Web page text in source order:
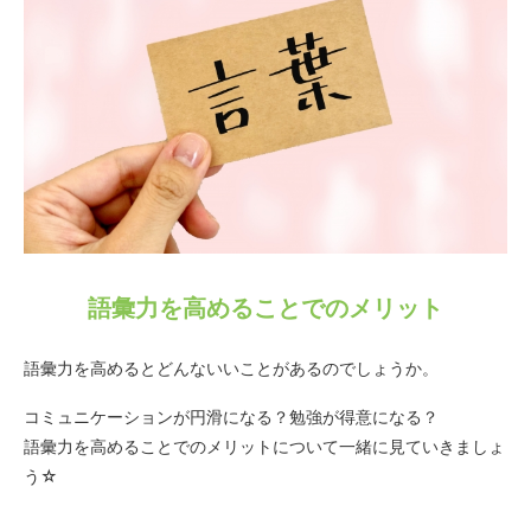
語彙力を高めることでのメリット
語彙力を高めるとどんないいことがあるのでしょうか。
コミュニケーションが円滑になる？勉強が得意になる？
語彙力を高めることでのメリットについて一緒に見ていきましょ
う☆